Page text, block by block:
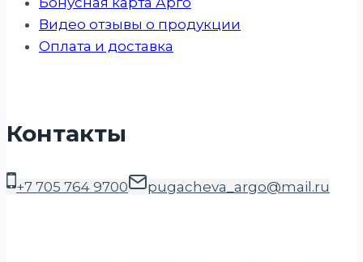
Видео отзывы о продукции
Оплата и доставка
Контакты
+7 705 764 9700 pugacheva_argo@mail.ru